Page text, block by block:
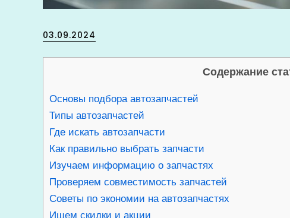
Posted
03.09.2024
Содержание
Основы подбора автозапчастей
Типы автозапчастей
Где искать автозапчасти
Как правильно выбрать запчасти
Изучаем информацию о запчастях
Проверяем совместимость запчастей
Советы по экономии на автозапчастях
Ищем скидки и акции